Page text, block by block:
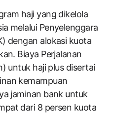
haji yang dikelola
melalui Penyelenggara
dengan alokasi kuota
Biaya Perjalanan
untuk haji plus disertai
kemampuan
jaminan bank untuk
dari 8 persen kuota